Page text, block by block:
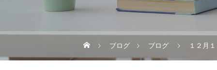
ブログ ブログ １２月